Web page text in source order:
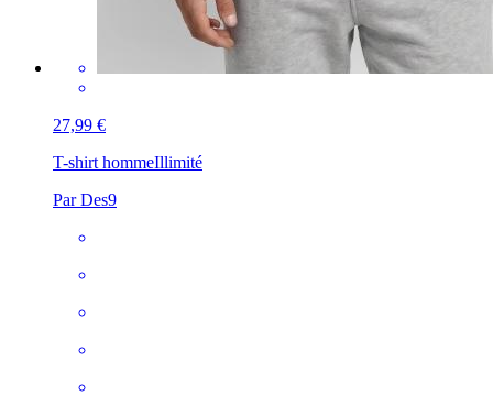
27,99 €
T-shirt hommeIllimité
Par Des9